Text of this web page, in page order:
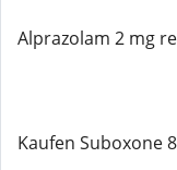
Alprazolam 2 mg
Kaufen Suboxone